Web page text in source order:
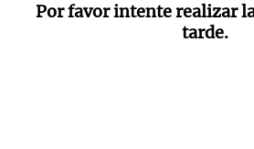
Por favor intente realizar
tarde.